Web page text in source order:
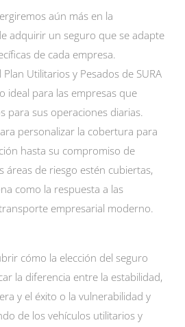
aún más en la
adquirir un seguro que se adapte
de cada empresa.
Utilitarios y Pesados de SURA
ideal para las empresas que
para sus operaciones diarias.
personalizar la cobertura para
hasta su compromiso de
áreas de riesgo estén cubiertas,
como la respuesta a las
empresarial moderno.
cómo la elección del seguro
la diferencia entre la estabilidad,
y el éxito o la vulnerabilidad y
de los vehículos utilitarios y